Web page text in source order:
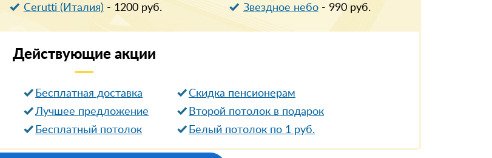
Звездное небо- 990руб.
Cerutti (Италия) - 1200руб.
Действующие акции
Бесплатная доставка
Cкидка пенсионерам
Лучшее предложение
Второй потолок в подарок
Бесплатный потолок Белый потолок по 1 руб.